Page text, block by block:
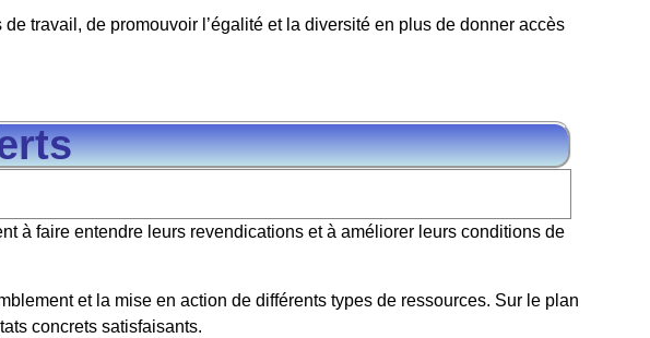
travail, de promouvoir l’égalité et la diversité en plus de donner accès
à faire entendre leurs revendications et à améliorer leurs conditions de
et la mise en action de différents types de ressources. Sur le plan
concrets satisfaisants.